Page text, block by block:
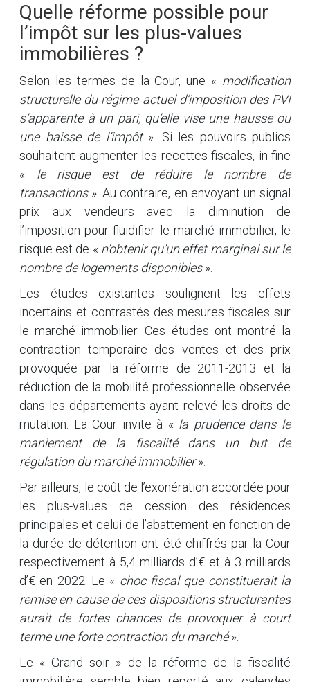
Quelle réforme possible pour
l’impôt sur les plus-values
immobilières ?
Selon les termes de la Cour, une « modification
structurelle du régime actuel d’imposition des PVI
s’apparente à un pari, qu’elle vise une hausse ou
une baisse de l’impôt». Si les pouvoirs publics
souhaitent augmenter les recettes fiscales, in fine
« le risque est de réduire le nombre de
transactions». Au contraire, en envoyant un signal
prix aux vendeurs avec la diminution de
l’imposition pour fluidifier le marché immobilier, le
risque est de « n’obtenir qu’un effet marginal sur le
nombre de logements disponibles».
Les études existantes soulignent les effets
incertains et contrastés des mesures fiscales sur
le marché immobilier. Ces études ont montré la
contraction temporaire des ventes et des prix
provoquée par la réforme de 2011-2013 et la
réduction de la mobilité professionnelle observée
dans les départements ayant relevé les droits de
mutation. La Cour invite à « la prudence dans le
maniement de la fiscalité dans un but de
régulation du marché immobilier».
Par ailleurs, le coût de l’exonération accordée pour
les plus-values de cession des résidences
principales et celui de l’abattement en fonction de
la durée de détention ont été chiffrés par la Cour
respectivement à 5,4 milliards d’€ et à 3 milliards
d’€ en 2022. Le « choc fiscal que constituerait la
remise en cause de ces dispositions structurantes
aurait de fortes chances de provoquer à court
terme une forte contraction du marché».
Le « Grand soir » de la réforme de la fiscalité